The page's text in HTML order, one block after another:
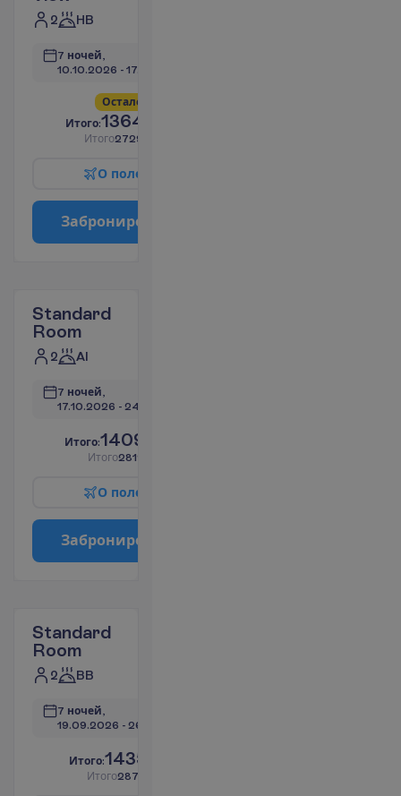
2 HB
7 ночей,
10.10.2026 - 17.10.2026
Остало
Итого:1364.64
Итого2729.28
О поле
Заброниро
Standard
Room
2 AI
7 ночей,
17.10.2026 - 24.10.2026
Итого:1409.69
Итого2819.37
О поле
Заброниро
Standard
Room
2 BB
7 ночей,
19.09.2026 - 26.09.2026
Итого:1435.53
Итого2871.05